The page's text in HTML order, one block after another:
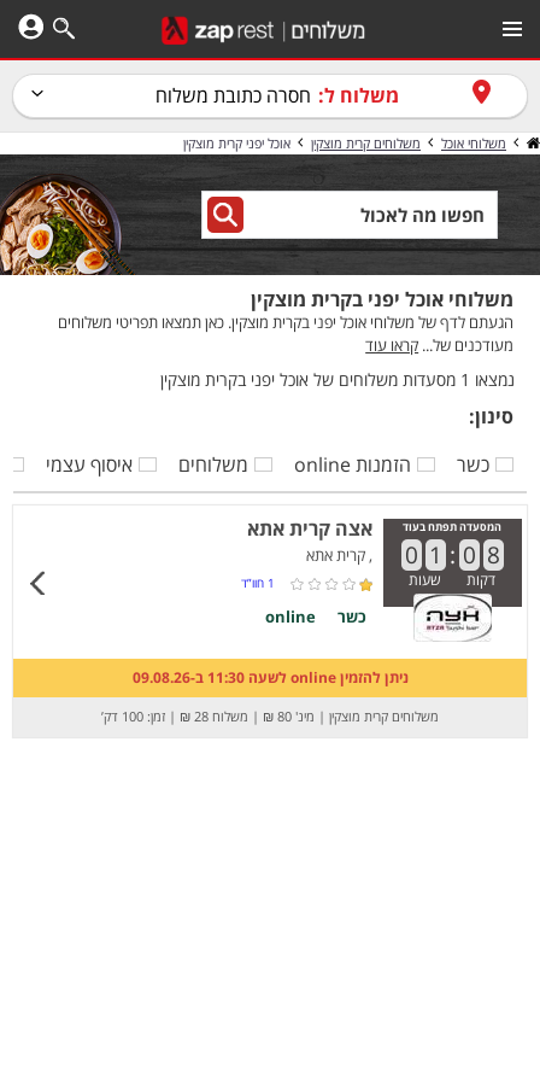
משלוח ל: חסרה כתובת משלוח
משלוחי אוכל משלוחים קרית מוצקין אוכל יפני קרית מוצקין
משלוחי אוכל יפני בקרית מוצקין
הגעתם לדף של משלוחי אוכל יפני בקרית מוצקין. כאן תמצאו תפריטי משלוחים
מעודכנים של... קראו עוד
נמצאו 1 מסעדות משלוחים של אוכל יפני בקרית מוצקין
סינון:
כשר
הזמנות online משלוחים איסוף עצמי
המסעדה תפתח בעוד
0 1 : 0 8
דקות שעות
אצה קרית אתא
, קרית אתא
1 חוו”ד
כשר online
ניתן להזמין online לשעה 11:30 ב-09.08.26
משלוחים קרית מוצקין | מינ' 80 ₪ | משלוח 28 ₪ | זמן: 100 דק’